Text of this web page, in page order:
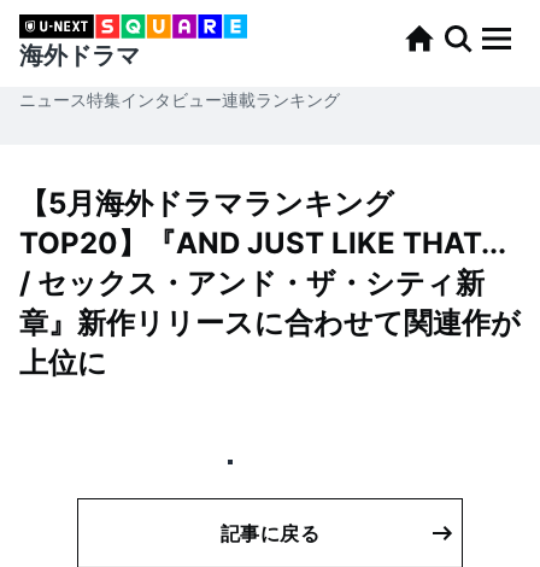
海外ドラマ
ニュース特集インタビュー連載ランキング
【5月海外ドラマランキング
TOP20】『AND JUST LIKE THAT...
/ セックス・アンド・ザ・シティ新
章』新作リリースに合わせて関連作が
上位に
記事に戻る